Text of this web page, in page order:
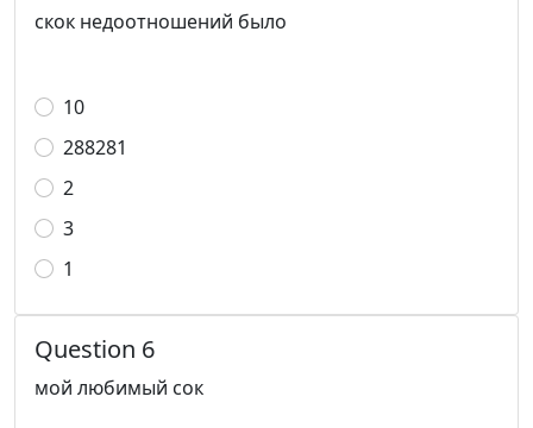
скок недоотношений было
10
288281
2
3
1
Question 6
мой любимый сок